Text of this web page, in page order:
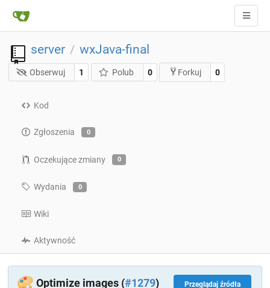
server / wxJava-final
Obserwuj 1 Polub 0 Forkuj 0
Kod
Zgłoszenia 0
Oczekujące zmiany 0
Wydania 0
Wiki
Aktywność
Przeglądaj źródła
🎨 Optimize images (#1279)